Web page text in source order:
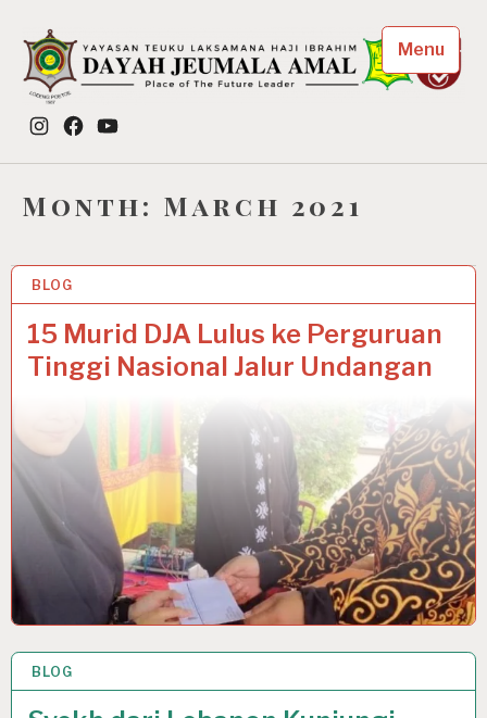
content
Dayah Jeumala Amal
Place of The Future Leader
Instagram
FacebookYouTube
Menu
Month: March 2021
BLOG
15 Murid DJA Lulus ke Perguruan
Tinggi Nasional Jalur Undangan
24 MAR 2021
BLOG
24 MAR 2021